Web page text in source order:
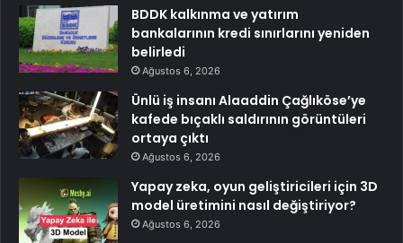
BDDK kalkınma ve yatırım
bankalarının kredi sınırlarını yeniden
belirledi
Ağustos 6, 2026
Ünlü iş insanı Alaaddin Çağlıköse’ye
kafede bıçaklı saldırının görüntüleri
ortaya çıktı
Ağustos 6, 2026
Yapay zeka, oyun geliştiricileri için 3D
model üretimini nasıl değiştiriyor?
Ağustos 6, 2026